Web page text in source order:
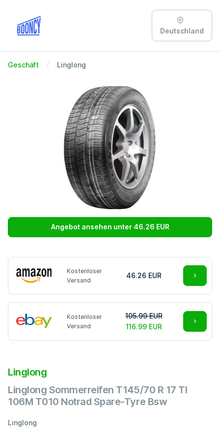
Deutschland
Geschäft Linglong
Angebot ansehen unter 46.26 EUR
Kostenloser
Versand
46.26 EUR
Kostenloser
Versand
105.99 EUR
116.99 EUR
Linglong
Linglong Sommerreifen T145/70 R 17 Tl
106M T010 Notrad Spare-Tyre Bsw
Linglong